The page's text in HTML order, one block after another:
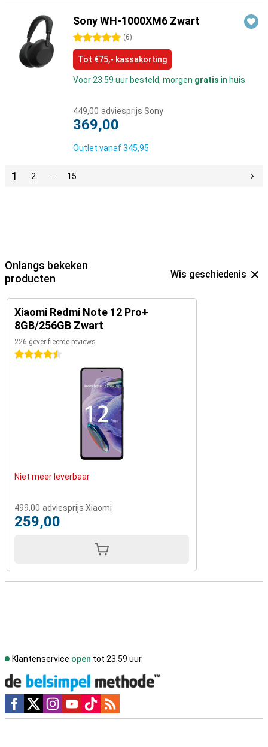
Sony WH-1000XM6 Zwart
5 sterren (6)
Tot €75,- kassakorting
Voor 23:59 uur besteld, morgen gratis in huis
449,00 adviesprijs Sony
369,00
Outlet vanaf345,95
1 2 15
Onlangs bekeken
producten
Wis geschiedenis
Xiaomi Redmi Note 12 Pro+
8GB/256GB Zwart
226 geverifieerde reviews
4.5 sterren
Niet meer leverbaar
499,00 adviesprijs Xiaomi
259,00
Klantenservice open tot 23.59 uur
Social media